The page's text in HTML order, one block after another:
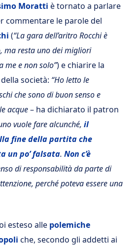
Moratti è tornato a parlare
commentare le parole del
(“La gara dell’aritro Rocchi è
ma resta uno dei migliori
me e non solo”) e chiarire la
società: “Ho letto le
che sono di buon senso e
acque– ha dichiarato il patron
vuole fare alcunché, il
fine della partita che
un po’ falsata. Non c’è
di responsabilità da parte di
perché poteva essere una
esteso alle polemiche
che, secondo gli addetti ai